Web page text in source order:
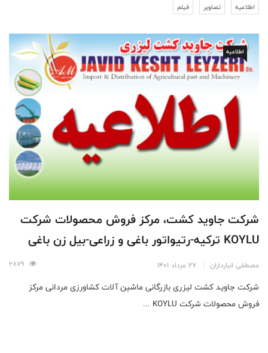
اطلاعیه تصاویر فیلم
اطلاعیه
شرکت جاوید کشت، مرکز فروش محصولات شرکت
KOYLU ترکیه-رتیواتور باغی و زراعی-بیل زن باغی
مصطفی انبارداران 27 مرداد 1401
شرکت جاوید کشت لیزری بازرگانی ماشین آلات کشاورزی مردانی مرکز
فروش محصولات شرکت KOYLU ...